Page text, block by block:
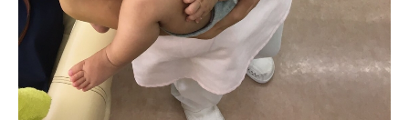
よくあるご質問
料金表
キャンペーン